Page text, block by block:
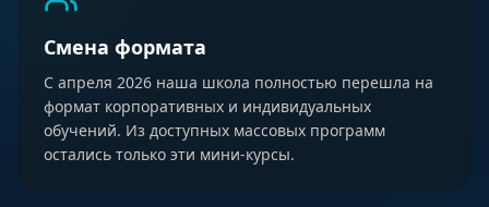
Смена формата
С апреля 2026 наша школа полностью перешла на
формат корпоративных и индивидуальных
обучений. Из доступных массовых программ
остались только эти мини-курсы.